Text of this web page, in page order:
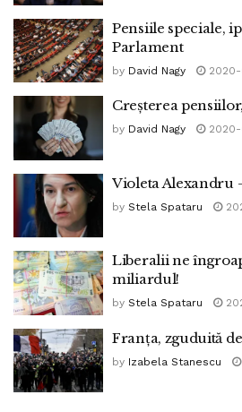
Pensiile speciale,
Parlament
by David Nagy 2020-
Creșterea
by David Nagy 2020-
Violeta Alexandru
by Stela Spataru
Liberalii ne
miliardul!
by Stela Spataru
Franța, zguduită
by Izabela Stanescu